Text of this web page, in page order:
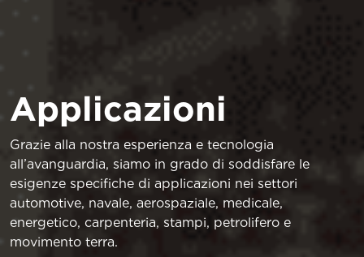
Applicazioni
Grazie alla nostra esperienza e tecnologia
all’avanguardia, siamo in grado di soddisfare le
esigenze specifiche di applicazioni nei settori
automotive, navale, aerospaziale, medicale,
energetico, carpenteria, stampi, petrolifero e
movimento terra.